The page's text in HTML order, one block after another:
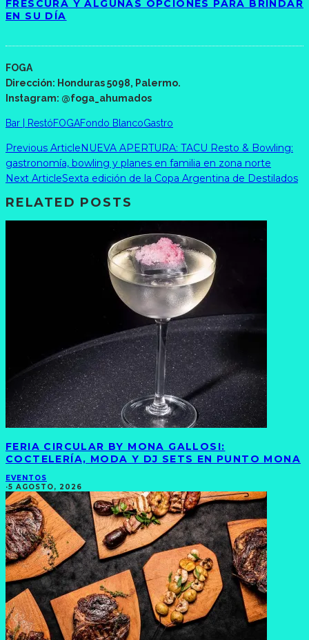
FRESCURA Y ALGUNAS OPCIONES PARA BRINDAR
EN SU DÍA
FOGA
Dirección: Honduras 5098, Palermo.
Instagram: @foga_ahumados
Bar | RestóFOGAFondo BlancoGastro
Previous ArticleNUEVA APERTURA: TACU Resto & Bowling:
gastronomía, bowling y planes en familia en zona norte
Next ArticleSexta edición de la Copa Argentina de Destilados
RELATED POSTS
FERIA CIRCULAR BY MONA GALLOSI:
COCTELERÍA, MODA Y DJ SETS EN PUNTO MONA
EVENTOS
·5 AGOSTO, 2026